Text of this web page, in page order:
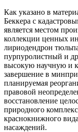
Как указано в
Беккера с
является местом
коллекции ценных
лириодендрон
пурпуролистный и
высокую научную и
завершение в
планируемая
правовой
восстановление
природного
краснокнижного
насаждений.